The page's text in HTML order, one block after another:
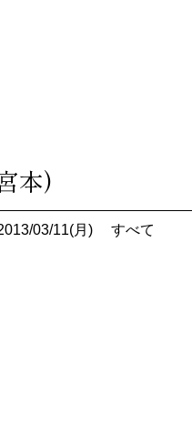
本)
03/11(月) すべて